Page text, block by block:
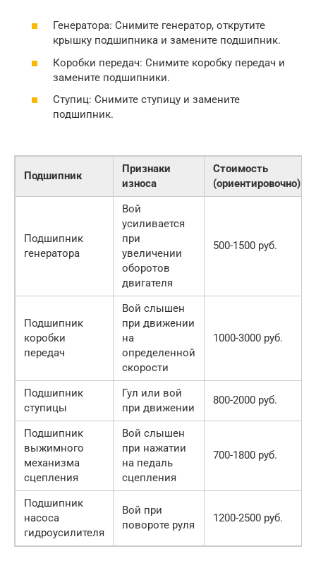
Генератора: Снимите генератор, открутите
крышку подшипника и замените подшипник.
Коробки передач: Снимите коробку передач и
замените подшипники.
Ступиц: Снимите ступицу и замените
подшипник.
Подшипник
Признаки
износа
Стоимость
(ориентировочно)
Подшипник
генератора
Вой
усиливается
при
увеличении
оборотов
двигателя
500-1500 руб.
Подшипник
коробки
передач
Вой слышен
при движении
на
определенной
скорости
1000-3000 руб.
Подшипник
ступицы
Гул или вой
при движении
800-2000 руб.
Подшипник
выжимного
механизма
сцепления
Вой слышен
при нажатии
на педаль
сцепления
700-1800 руб.
Подшипник
насоса
гидроусилителя
Вой при
повороте руля
1200-2500 руб.